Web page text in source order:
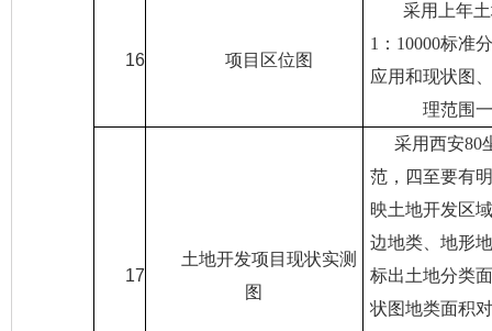
16 项目区位图
采用上年
1 ： 10000标准
应用和现状图
理范围
17
土地开发项目现状实测
图
采用西安80
范，四至要有
映土地开发区
边地类、地形
标出土地分类
状图地类面积